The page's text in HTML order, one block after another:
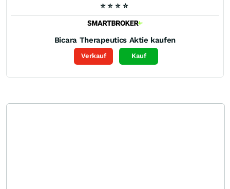
⭐ ⭐ ⭐ ⭐
Bicara Therapeutics Aktie kaufen
Verkauf Kauf